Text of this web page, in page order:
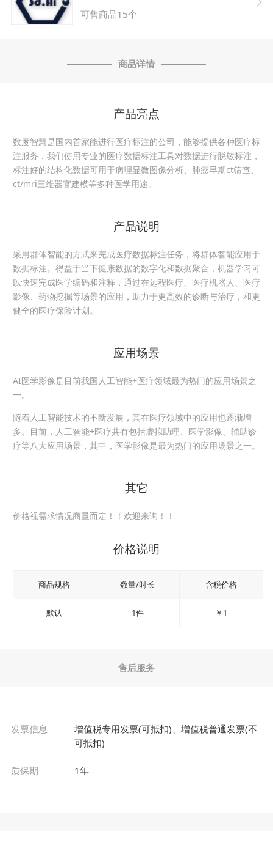
可售商品15个
商品详情
产品亮点
数度智慧是国内首家能进行医疗标注的公司，能够提供各种医疗标
注服务，我们使用专业的医疗数据标注工具对数据进行脱敏标注，
标注好的结构化数据可用于病理显微图像分析、肺癌早期ct筛查、
ct/mri三维器官建模等多种医学用途。
产品说明
采用群体智能的方式来完成医疗数据标注任务，将群体智能应用于
数据标注。 得益于当下健康数据的数字化和数据聚合，机器学习可
以快速完成医学编码和注释，通过在远程医疗、医疗机器人、医疗
影像、药物挖掘等场景的应用，助力于更高效的诊断与治疗，和更
健全的医疗保险计划。
应用场景
AI医学影像是目前我国人工智能+医疗领域最为热门的应用场景之
一。
随着人工智能技术的不断发展，其在医疗领域中的应用也逐渐增
多。目前，人工智能+医疗共有包括虚拟助理、医学影像、辅助诊
疗等八大应用场景，其中，医学影像是最为热门的应用场景之一。
其它
价格视需求情况商量而定！！欢迎来询！！
价格说明
商品规格 数量/时长 含税价格
默认 1件 ￥1
售后服务
发票信息
增值税专用发票(可抵扣)、增值税普通发票(不
可抵扣)
质保期 1年